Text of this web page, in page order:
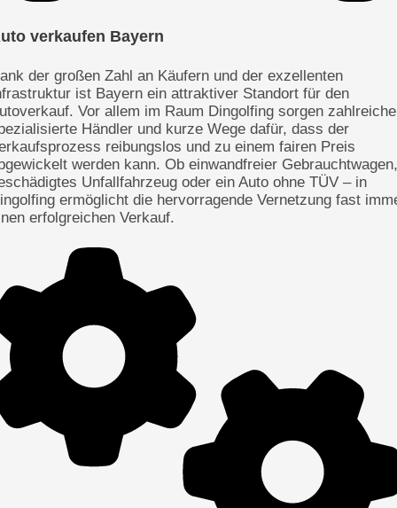
verkaufen Bayern
der großen Zahl an Käufern und der exzellenten
ist Bayern ein attraktiver Standort für den
Vor allem im Raum Dingolfing sorgen zahlreiche
Händler und kurze Wege dafür, dass der
reibungslos und zu einem fairen Preis
werden kann. Ob einwandfreier Gebrauchtwagen,
Unfallfahrzeug oder ein Auto ohne TÜV – in
ermöglicht die hervorragende Vernetzung fast
erfolgreichen Verkauf.